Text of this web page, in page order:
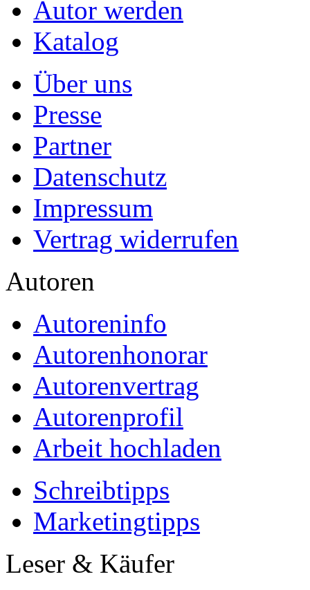
Autor werden
Katalog
Über uns
Presse
Partner
Datenschutz
Impressum
Vertrag widerrufen
Autoren
Autoreninfo
Autorenhonorar
Autorenvertrag
Autorenprofil
Arbeit hochladen
Schreibtipps
Marketingtipps
Leser & Käufer